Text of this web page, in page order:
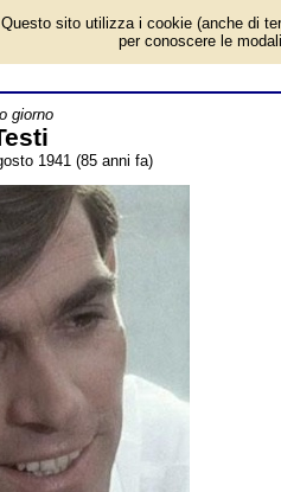
età, dove è nato, cosa ha fatto
giorno
1941 (85 anni fa)
Questo sito utilizza i cookie (anche di
per conoscere le